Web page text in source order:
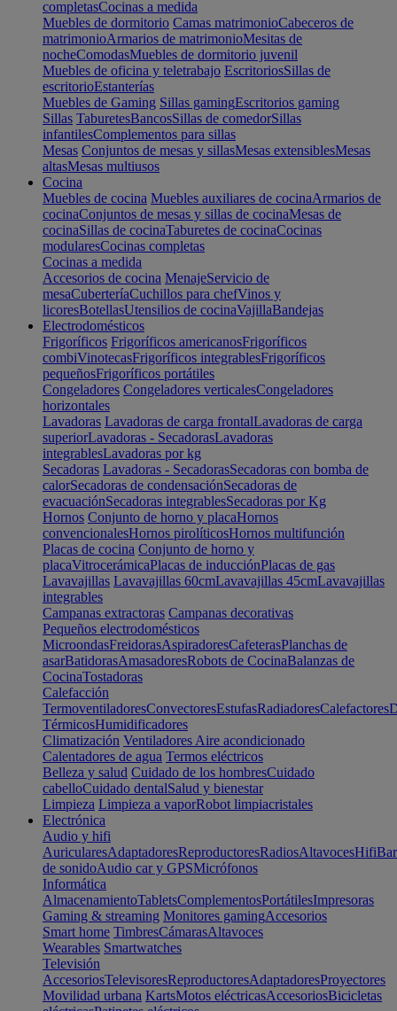
completasCocinas a medida
Muebles de dormitorio Camas matrimonioCabeceros de
matrimonioArmarios de matrimonioMesitas de
nocheComodasMuebles de dormitorio juvenil
Muebles de oficina y teletrabajo EscritoriosSillas de
escritorioEstanterías
Muebles de Gaming Sillas gamingEscritorios gaming
Sillas TaburetesBancosSillas de comedorSillas
infantilesComplementos para sillas
Mesas Conjuntos de mesas y sillasMesas extensiblesMesas
altasMesas multiusos
Cocina
Muebles de cocina Muebles auxiliares de cocinaArmarios de
cocinaConjuntos de mesas y sillas de cocinaMesas de
cocinaSillas de cocinaTaburetes de cocinaCocinas
modularesCocinas completas
Cocinas a medida
Accesorios de cocina MenajeServicio de
mesaCuberteríaCuchillos para chefVinos y
licoresBotellasUtensilios de cocinaVajillaBandejas
Electrodomésticos
Frigoríficos Frigoríficos americanosFrigoríficos
combiVinotecasFrigoríficos integrablesFrigoríficos
pequeñosFrigoríficos portátiles
Congeladores Congeladores verticalesCongeladores
horizontales
Lavadoras Lavadoras de carga frontalLavadoras de carga
superiorLavadoras - SecadorasLavadoras
integrablesLavadoras por kg
Secadoras Lavadoras - SecadorasSecadoras con bomba de
calorSecadoras de condensaciónSecadoras de
evacuaciónSecadoras integrablesSecadoras por Kg
Hornos Conjunto de horno y placaHornos
convencionalesHornos pirolíticosHornos multifunción
Placas de cocina Conjunto de horno y
placaVitrocerámicaPlacas de inducciónPlacas de gas
Lavavajillas Lavavajillas 60cmLavavajillas 45cmLavavajillas
integrables
Campanas extractoras Campanas decorativas
Pequeños electrodomésticos
MicroondasFreidorasAspiradoresCafeterasPlanchas de
asarBatidorasAmasadoresRobots de CocinaBalanzas de
CocinaTostadoras
Calefacción
TermoventiladoresConvectoresEstufasRadiadoresCalefactores
TérmicosHumidificadores
Climatización Ventiladores Aire acondicionado
Calentadores de agua Termos eléctricos
Belleza y salud Cuidado de los hombresCuidado
cabelloCuidado dentalSalud y bienestar
Limpieza Limpieza a vaporRobot limpiacristales
Electrónica
Audio y hifi
AuricularesAdaptadoresReproductoresRadiosAltavocesHifi
de sonidoAudio car y GPSMicrófonos
Informática
AlmacenamientoTabletsComplementosPortátilesImpresoras
Gaming & streaming Monitores gamingAccesorios
Smart home TimbresCámarasAltavoces
Wearables Smartwatches
Televisión
AccesoriosTelevisoresReproductoresAdaptadoresProyectores
Movilidad urbana KartsMotos eléctricasAccesoriosBicicletas